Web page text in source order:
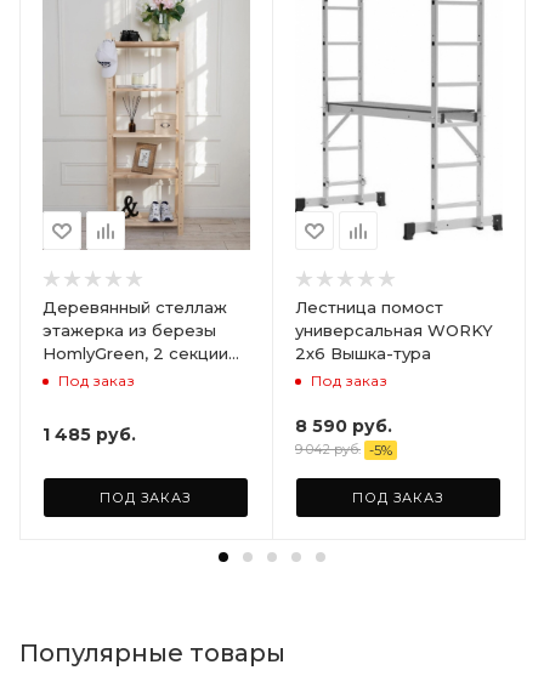
Деревянный стеллаж
этажерка из березы
HomlyGreen, 2 секции
на 5 полок. Размер
Под заказ
1 485 руб.
ПОД ЗАКАЗ
Лестница помост
универсальная WORKY
2х6 Вышка-тура
Под заказ
8 590 руб.
9 042руб. -5%
ПОД ЗАКАЗ
Популярные товары